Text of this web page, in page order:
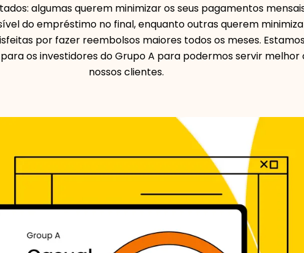
algumas querem minimizar os seus pagamentos
do empréstimo no final, enquanto outras querem
por fazer reembolsos maiores todos os meses.
os investidores do Grupo A para podermos servir melhor
nossos clientes.